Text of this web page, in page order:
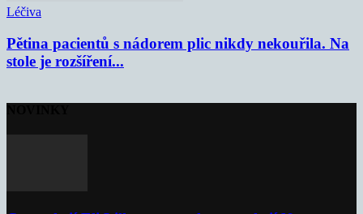
Léčiva
Pětina pacientů s nádorem plic nikdy nekouřila. Na
stole je rozšíření...